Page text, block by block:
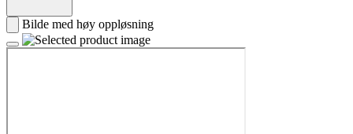
Bilde med høy oppløsning